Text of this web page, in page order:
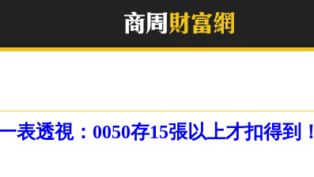
透視：0050存15張以上才扣得到！